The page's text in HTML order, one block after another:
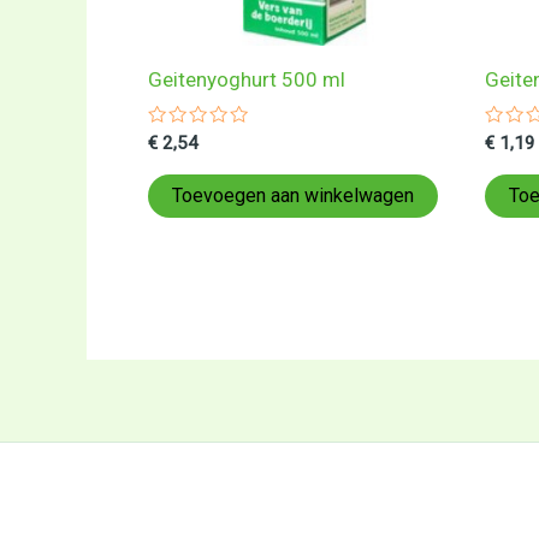
Geitenyoghurt 500 ml
Gewaardeerd
uit
5
€ 2,54
Toevoegen aan winkelwagen
uit
5
€1,19